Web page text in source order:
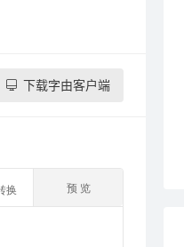
下载字由客户端
预 览
换